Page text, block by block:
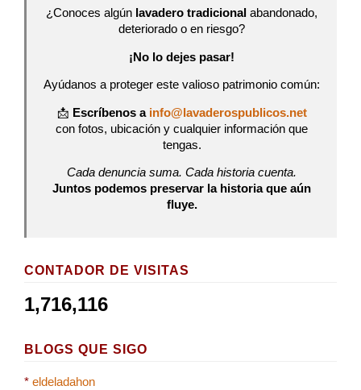
¿Conoces algún lavadero tradicional abandonado,
deteriorado o en riesgo?
¡No lo dejes pasar!
Ayúdanos a proteger este valioso patrimonio común:
📩 Escríbenos a info@lavaderospublicos.net
con fotos, ubicación y cualquier información que
tengas.
Cada denuncia suma. Cada historia cuenta.
Juntos podemos preservar la historia que aún
fluye.
CONTADOR DE VISITAS
1,716,116
BLOGS QUE SIGO
* eldeladahon